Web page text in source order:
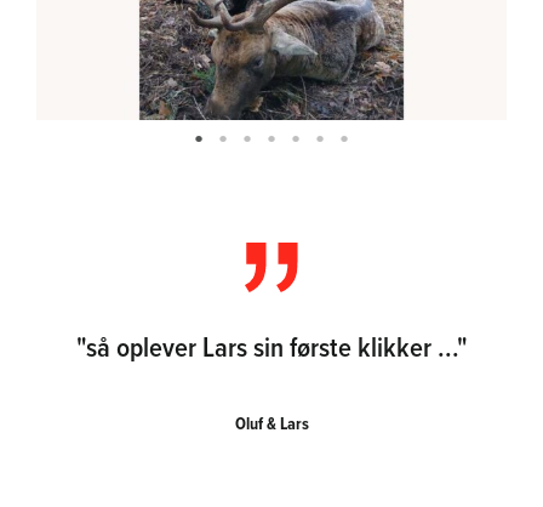
"så oplever Lars sin første klikker ..."
Oluf & Lars